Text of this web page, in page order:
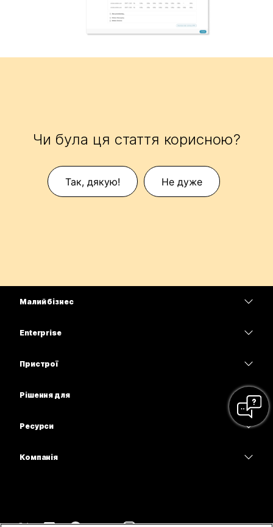
Чи була ця стаття корисною?
Так, дякую! Не дуже
Малий бізнес
Enterprise
Контакт-центр
Пристрої
Рішення для
Ресурси
Компанія